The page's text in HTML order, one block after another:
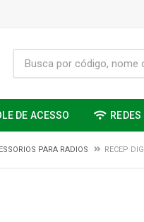
DE ACESSO REDES
PARA RADIOS RECEP